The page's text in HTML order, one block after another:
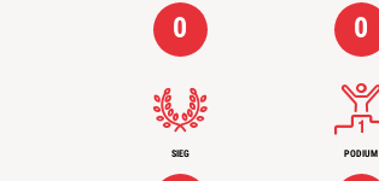
0 0
SIEG PODIUM